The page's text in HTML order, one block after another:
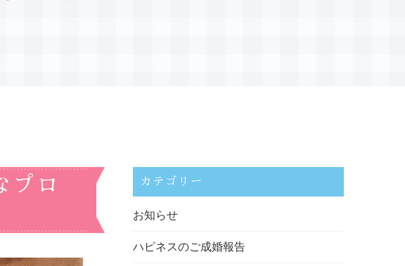
プロ
カテゴリー
お知らせ
ハピネスのご成婚報告